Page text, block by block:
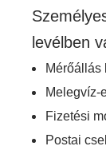
levélben
Mérőállás
Melegvíz-
Fizetési
Postai